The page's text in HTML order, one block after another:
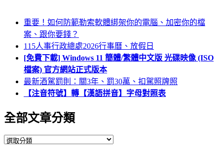
重要！如何防範勒索軟體綁架你的電腦、加密你的檔
案、跟你要錢？
115人事行政總處2026行事曆、放假日
[免費下載] Windows 11 簡體/繁體中文版 光碟映像 (ISO
檔案) 官方網站正式版本
最新酒駕罰則：關3年、罰30萬、扣駕照牌照
【注音符號】轉【漢語拼音】字母對照表
全部文章分類
全